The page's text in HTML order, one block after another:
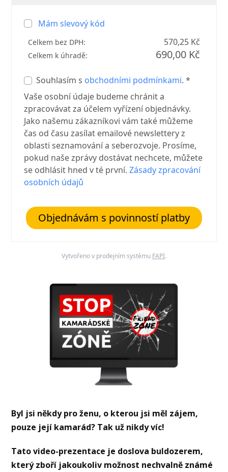
Mám slevový kód
Celkem bez DPH: 570,25 Kč
Celkem k úhradě: 690,00 Kč
Souhlasím s obchodními podmínkami. *
Vaše osobní údaje budeme chránit a
zpracovávat za účelem vyřízení objednávky.
Jako našemu zákazníkovi vám také můžeme
čas od času zasílat emailové newslettery z
oblasti seznamování a seberozvoje. Prosíme,
pokud naše zprávy dostávat nechcete, můžete
se odhlásit hned v té první.Zásady zpracování
osobních údajů
Objednávám s povinností platby
Vytvořeno v prodejním systému FAPI.
Byl jsi někdy pro ženu, o kterou jsi měl zájem,
pouze její kamarád? Tak už nikdy víc!
Tato video-prezentace je doslova buldozerem,
který zboří jakoukoliv možnost nechvalně známé